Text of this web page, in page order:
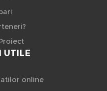
UTILE
online